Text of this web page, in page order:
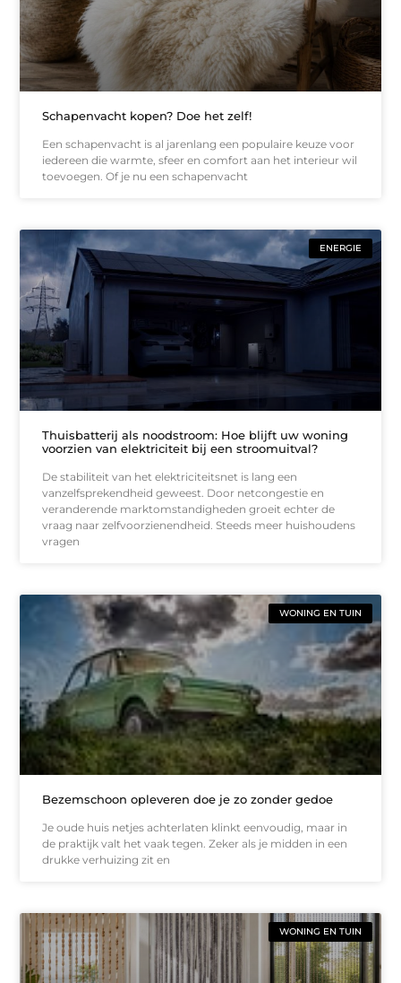
Schapenvacht kopen? Doe het zelf!
Een schapenvacht is al jarenlang een populaire keuze voor
iedereen die warmte, sfeer en comfort aan het interieur wil
toevoegen. Of je nu een schapenvacht
ENERGIE
Thuisbatterij als noodstroom: Hoe blijft uw woning
voorzien van elektriciteit bij een stroomuitval?
De stabiliteit van het elektriciteitsnet is lang een
vanzelfsprekendheid geweest. Door netcongestie en
veranderende marktomstandigheden groeit echter de
vraag naar zelfvoorzienendheid. Steeds meer huishoudens
vragen
WONING EN TUIN
Bezemschoon opleveren doe je zo zonder gedoe
Je oude huis netjes achterlaten klinkt eenvoudig, maar in
de praktijk valt het vaak tegen. Zeker als je midden in een
drukke verhuizing zit en
WONING EN TUIN